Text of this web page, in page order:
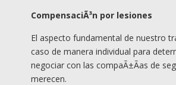
CompensaciÃ³n por lesiones
El aspecto fundamental de nuestro
caso de manera individual para
negociar con las compaÃ±Ã­as de
merecen.